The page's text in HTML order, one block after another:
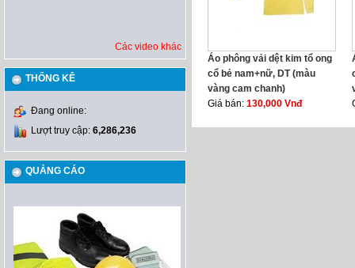
Các video khác
THỐNG KÊ
Đang online:
Lượt truy cập: 6,286,236
QUẢNG CÁO
Áo phông vải dệt kim tổ ong
cổ bẻ nam+nữ, DT (màu
vàng cam chanh)
Giá bán: 130,000 Vnđ